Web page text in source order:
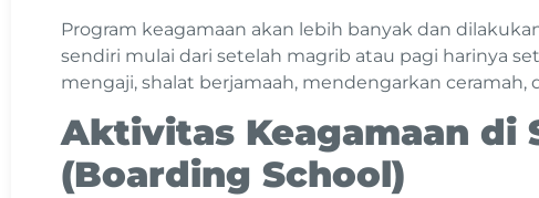
Program keagamaan akan lebih banyak dan
sendiri mulai dari setelah magrib atau pagi harinya
mengaji, shalat berjamaah, mendengarkan ceramah,
Aktivitas Keagamaan di
(Boarding School)